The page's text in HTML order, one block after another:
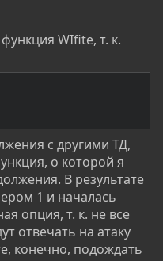
WIfite, т. к.
с другими ТД,
о которой я
В результате
1 и началась
опция, т. к. не все
отвечать на атаку
конечно, подождать